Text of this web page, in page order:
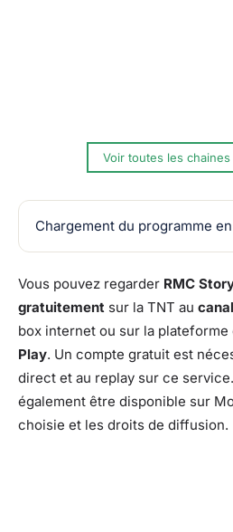
Voir toutes les
Chargement du programme
Vous pouvez regarder RMC
gratuitement sur la TNT au
box internet ou sur la
Play. Un compte gratuit est
direct et au replay sur ce
également être disponible sur
choisie et les droits de diffusion.